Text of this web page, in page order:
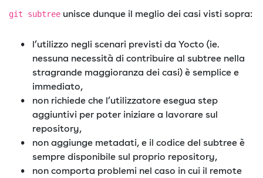
git subtree unisce dunque il meglio dei casi visti sopra:
l’utilizzo negli scenari previsti da Yocto (ie.
nessuna necessità di contribuire al subtree nella
stragrande maggioranza dei casi) è semplice e
immediato,
non richiede che l’utilizzatore esegua step
aggiuntivi per poter iniziare a lavorare sul
repository,
non aggiunge metadati, e il codice del subtree è
sempre disponibile sul proprio repository,
non comporta problemi nel caso in cui il remote